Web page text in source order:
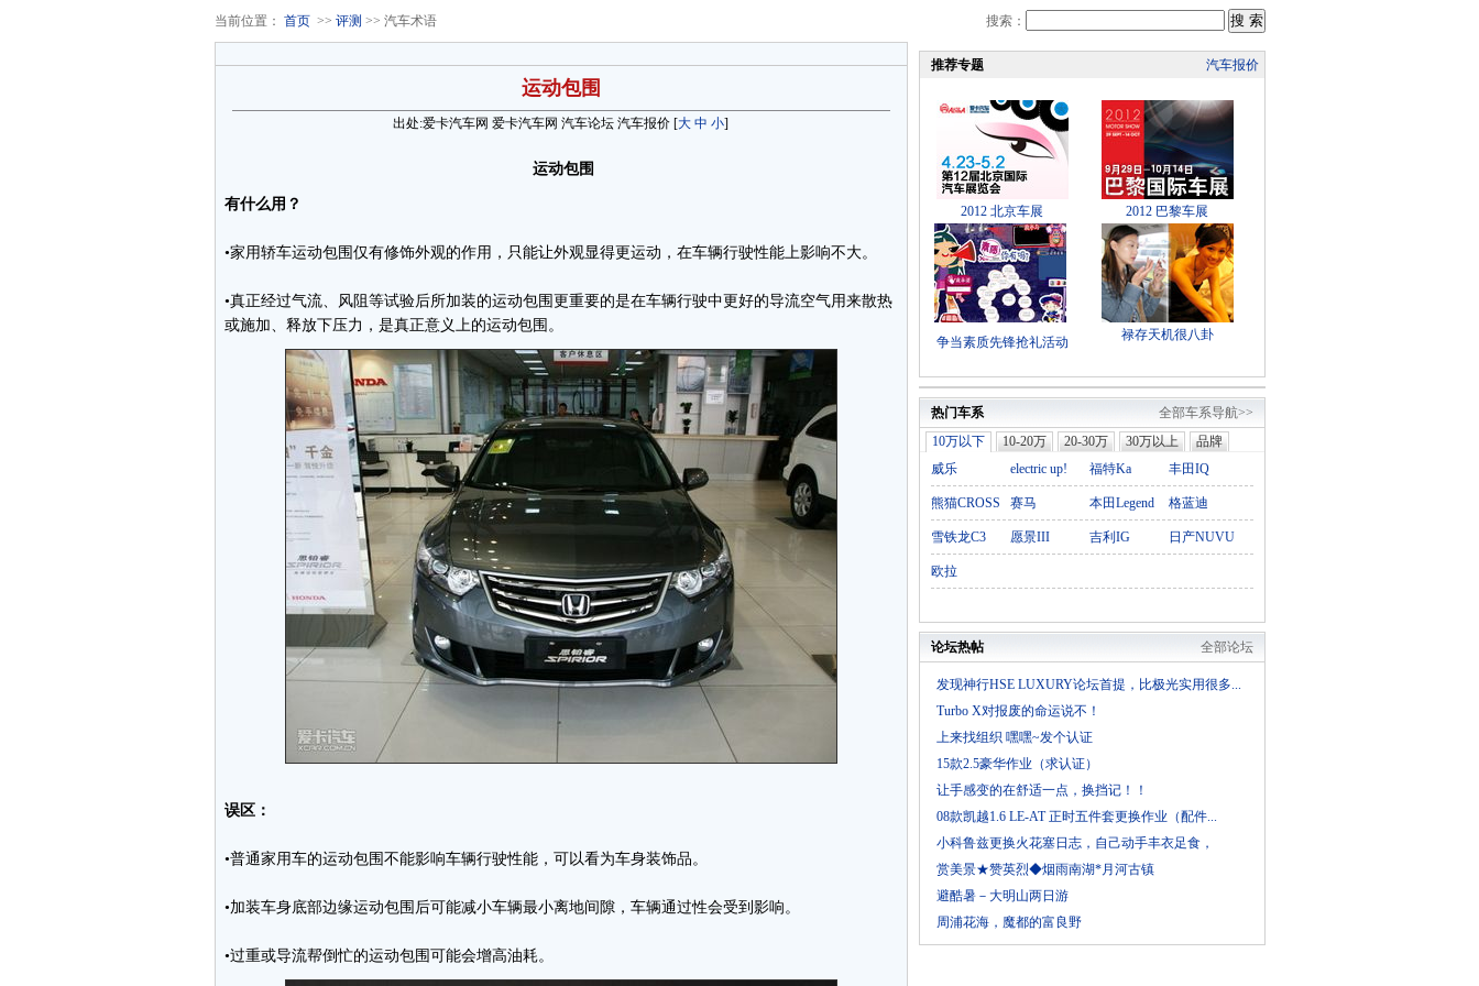
搜索：
当前位置： 首页 >> 评测 >> 汽车术语
运动包围
出处:爱卡汽车网 爱卡汽车网 汽车论坛 汽车报价 [大 中 小]
运动包围
有什么用？
•家用轿车运动包围仅有修饰外观的作用，只能让外观显得更运动，在车辆行驶性能上影响不大。
•真正经过气流、风阻等试验后所加装的运动包围更重要的是在车辆行驶中更好的导流空气用来散热
或施加、释放下压力，是真正意义上的运动包围。
误区：
•普通家用车的运动包围不能影响车辆行驶性能，可以看为车身装饰品。
•加装车身底部边缘运动包围后可能减小车辆最小离地间隙，车辆通过性会受到影响。
•过重或导流帮倒忙的运动包围可能会增高油耗。
汽车报价
推荐专题
2012 北京车展 2012 巴黎车展
争当素质先锋抢礼活动 禄存天机很八卦
全部车系导航>>
热门车系
10万以下
10-20万 20-30万 30万以上
品牌
威乐
electric up! 福特Ka 丰田IQ
熊猫CROSS 赛马 本田Legend 格蓝迪
雪铁龙C3 愿景III 吉利IG 日产NUVU
欧拉
全部论坛
论坛热帖
发现神行HSE LUXURY论坛首提，比极光实用很多...
Turbo X对报废的命运说不！
上来找组织 嘿嘿~发个认证
15款2.5豪华作业（求认证）
让手感变的在舒适一点，换挡记！！
08款凯越1.6 LE-AT 正时五件套更换作业（配件...
小科鲁兹更换火花塞日志，自己动手丰衣足食，
赏美景★赞英烈◆烟雨南湖*月河古镇
避酷暑－大明山两日游
周浦花海，魔都的富良野